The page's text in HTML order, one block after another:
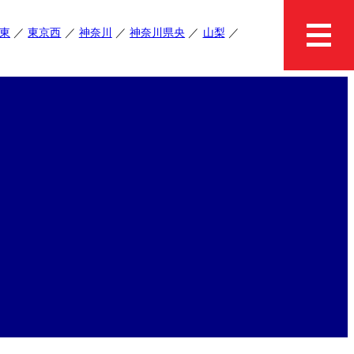
東京西 神奈川 神奈川県央 山梨